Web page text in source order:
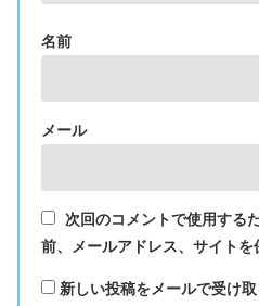
名前
メール
次回のコメントで使用する
前、メールアドレス、サイトを
新しい投稿をメールで受け取